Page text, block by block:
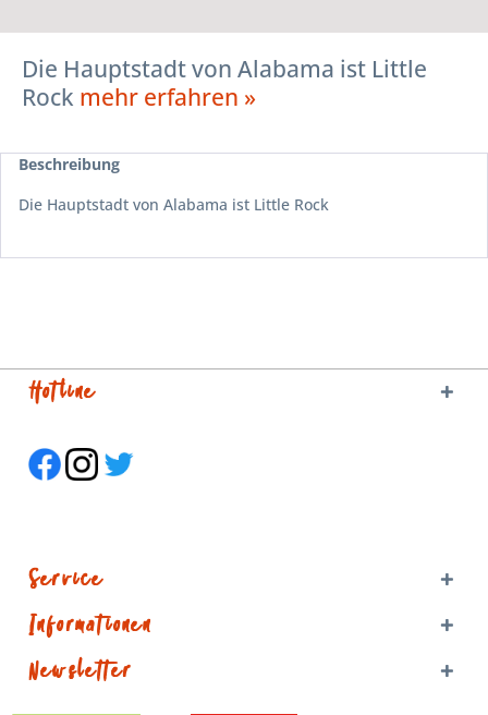
Die Hauptstadt von Alabama ist Little
Rock mehr erfahren »
Beschreibung
Die Hauptstadt von Alabama ist Little Rock
Hotline
Service
Informationen
Newsletter